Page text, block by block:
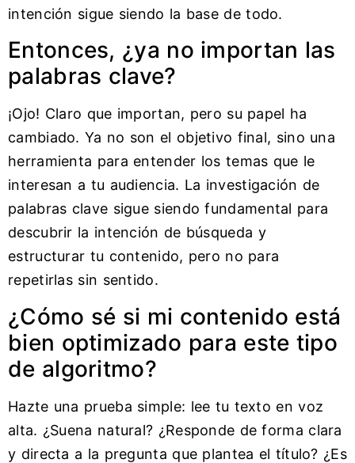
intención sigue siendo la base de todo.
Entonces, ¿ya no importan las
palabras clave?
¡Ojo! Claro que importan, pero su papel ha
cambiado. Ya no son el objetivo final, sino una
herramienta para entender los temas que le
interesan a tu audiencia. La investigación de
palabras clave sigue siendo fundamental para
descubrir la intención de búsqueda y
estructurar tu contenido, pero no para
repetirlas sin sentido.
¿Cómo sé si mi contenido está
bien optimizado para este tipo
de algoritmo?
Hazte una prueba simple: lee tu texto en voz
alta. ¿Suena natural? ¿Responde de forma clara
y directa a la pregunta que plantea el título? ¿Es